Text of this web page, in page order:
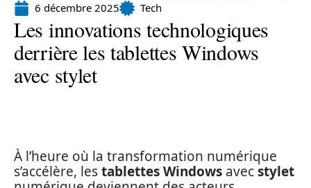
6 décembre 2025 Tech
Les innovations technologiques
derrière les tablettes Windows
avec stylet
À l’heure où la transformation numérique
s’accélère, lestablettes Windows avecstylet